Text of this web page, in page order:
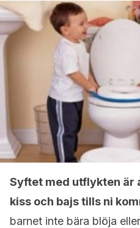
Syftet med utflykten är
kiss och bajs tills ni
barnet inte bära blöja